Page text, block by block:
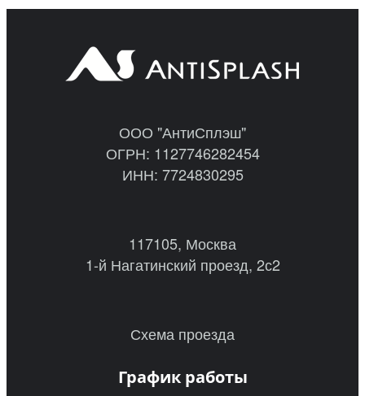
ООО "АнтиСплэш"
ОГРН: 1127746282454
ИНН: 7724830295
117105, Москва
1-й Нагатинский проезд, 2с2
Схема проезда
График работы